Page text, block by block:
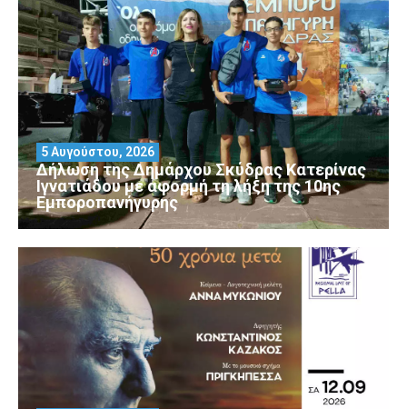
Δήλωση της Δημάρχου Σκύδρας Κατερίνας
Ιγνατιάδου με αφορμή τη λήξη της 10ης
Εμποροπανήγυρης
5 Αυγούστου, 2026